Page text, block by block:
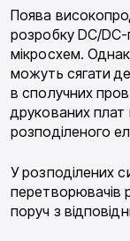
Поява
розробку DC/
мікросхем.
можуть сягати
в сполучних
друкованих
розподіленого
У розподілених
перетворювачів
поруч з